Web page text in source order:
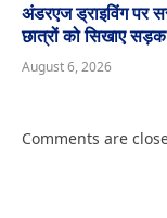
अंडरएज ड्राइविंग पर
छात्रों को सिखाए
August 6, 2026
Comments are